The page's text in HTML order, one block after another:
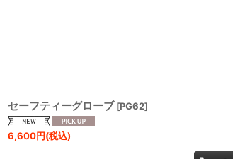
セーフティーグローブ [PG62]
6,600円(税込)